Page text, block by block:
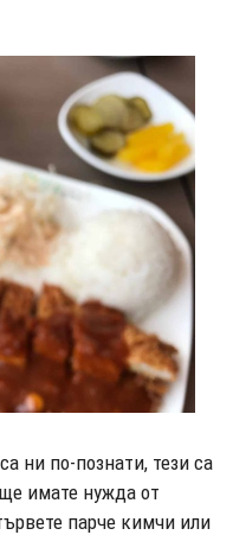
ни по-познати, тези са
имате нужда от
парче кимчи или